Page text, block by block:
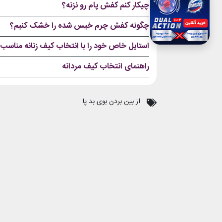
چیکار کنم کفش پام رو نزنه؟
چگونه کفش چرم‌ خیس شده را خشک کنیم؟
استایل خاص خود را با انتخاب کیف زنانه
راهنمای انتخاب کیف مردانه
از بین بردن بوی بد پا